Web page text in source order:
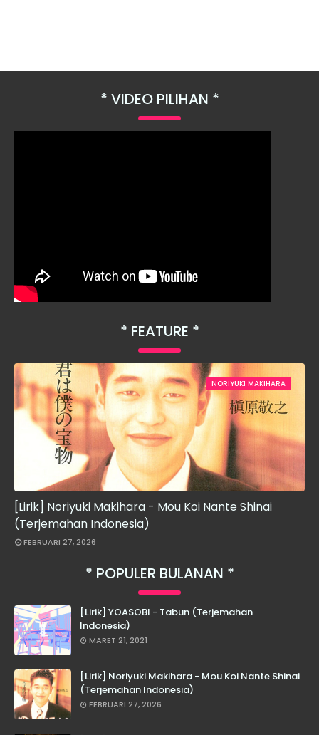
VIDEO PILIHAN
FEATURE
NORIYUKI MAKIHARA
[Lirik] Noriyuki Makihara - Mou Koi Nante Shinai
(Terjemahan Indonesia)
FEBRUARI 27, 2026
POPULER BULANAN
[Lirik] YOASOBI - Tabun (Terjemahan
Indonesia)
MARET 21, 2021
[Lirik] Noriyuki Makihara - Mou Koi Nante Shinai
(Terjemahan Indonesia)
FEBRUARI 27, 2026